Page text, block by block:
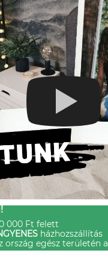
000 Ft felett
házhozszállítás
ország egész területén a